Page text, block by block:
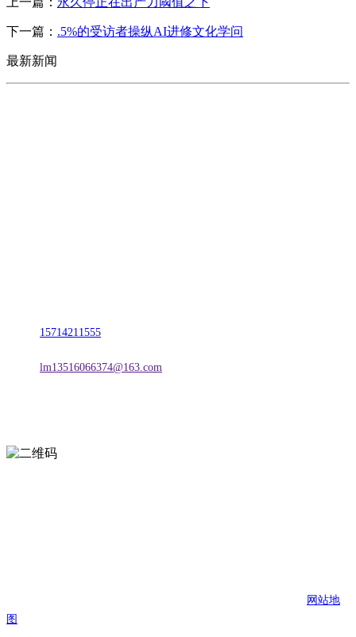
下一篇： .5%的受访者操纵AI进修文化学问
最新新闻
15714211555
lm13516066374@163.com
网站地
图